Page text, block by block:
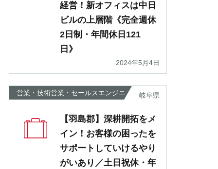
経営！新オフィスは中日
ビルの上層階《完全週休
2日制・年間休日121
日》
2024年5月4日
営業・技術営業・セールスエンジニ
岐阜県
【羽島郡】深耕開拓をメ
イン！お客様の困ったを
サポートしていけるやり
がいあり／土日祝休・年